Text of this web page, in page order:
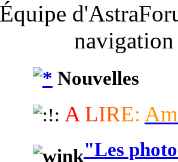
Nouvelles
A LIRE: Am
"Les